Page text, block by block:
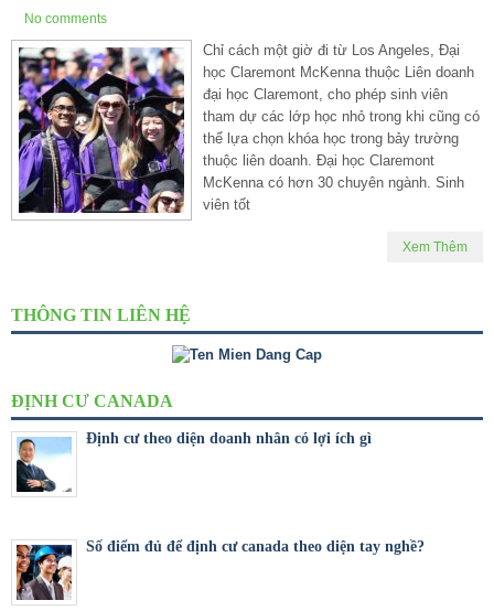
No comments
Chỉ cách một giờ đi từ Los Angeles, Đại
học Claremont McKenna thuộc Liên doanh
đại học Claremont, cho phép sinh viên
tham dự các lớp học nhỏ trong khi cũng có
thể lựa chọn khóa học trong bảy trường
thuộc liên doanh. Đại học Claremont
McKenna có hơn 30 chuyên ngành. Sinh
viên tốt
Xem Thêm
THÔNG TIN LIÊN HỆ
ĐỊNH CƯ CANADA
Định cư theo diện doanh nhân có lợi ích gì
Số điểm đủ để định cư canada theo diện tay nghề?